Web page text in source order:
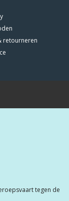
retourneren
tegen de